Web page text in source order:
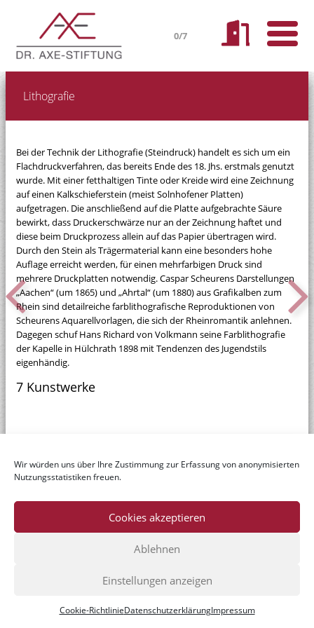
Wir würden uns über Ihre Zustimmung zur Erfassung von anonymisierten
Nutzungsstatistiken freuen.
Cookies akzeptieren
Ablehnen
Einstellungen anzeigen
Cookie-RichtlinieDatenschutzerklärungImpressum
0/7
Lithografie
Bei der Technik der Lithografie (Steindruck) handelt es sich um ein
Flachdruckverfahren, das bereits Ende des 18. Jhs. erstmals genutzt
wurde. Mit einer fetthaltigen Tinte oder Kreide wird eine Zeichnung
auf einen Kalkschieferstein (meist Solnhofener Platten)
aufgetragen. Die anschließend auf die Platte aufgebrachte Säure
bewirkt, dass Druckerschwärze nur an der Zeichnung haftet und
diese beim Druckprozess allein auf das Papier übertragen wird.
Durch den Stein als Trägermaterial kann eine besonders hohe
Auflage erreicht werden, für einen mehrfarbigen Druck sind
mehrere Druckplatten notwendig. Caspar Scheurens Darstellungen
„Aachen“ (um 1865) und „Ahrtal“ (um 1880) aus Grafikalben zum
Rhein sind detailreiche farblithografische Reproduktionen von
Scheurens Aquarellvorlagen, die sich der Rheinromantik anlehnen.
Dagegen schuf Hans Richard von Volkmann seine Farblithografie
der Kapelle in Hülchrath 1898 mit Tendenzen des Jugendstils
eigenhändig.
7 Kunstwerke